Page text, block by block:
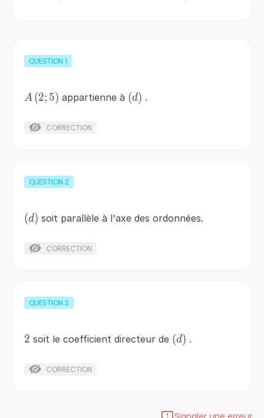
QUESTION 1
A\left(2;5\right)
A (2; 5) appartienne à \left(d\right)
(d) .
CORRECTION
QUESTION 2
\left(d\right)
(d) soit parallèle à l'axe des ordonnées.
CORRECTION
QUESTION 3
2
2 soit le coefficient directeur de \left(d\right)
(d) .
CORRECTION